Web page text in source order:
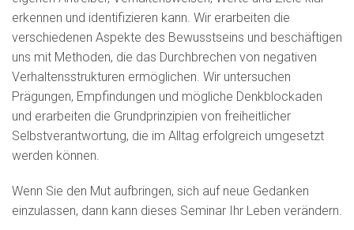
erkennen und identifizieren kann. Wir erarbeiten die
verschiedenen Aspekte des Bewusstseins und beschäftigen
uns mit Methoden, die das Durchbrechen von negativen
Verhaltensstrukturen ermöglichen. Wir untersuchen
Prägungen, Empfindungen und mögliche Denkblockaden
und erarbeiten die Grundprinzipien von freiheitlicher
Selbstverantwortung, die im Alltag erfolgreich umgesetzt
werden können.
Wenn Sie den Mut aufbringen, sich auf neue Gedanken
einzulassen, dann kann dieses Seminar Ihr Leben verändern.